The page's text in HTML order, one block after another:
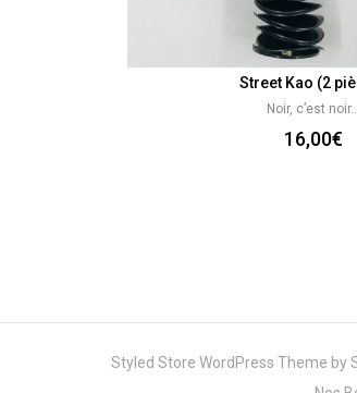
Street Kao (2
Noir, c’est
16,00€
Styled Store WordPress Theme by